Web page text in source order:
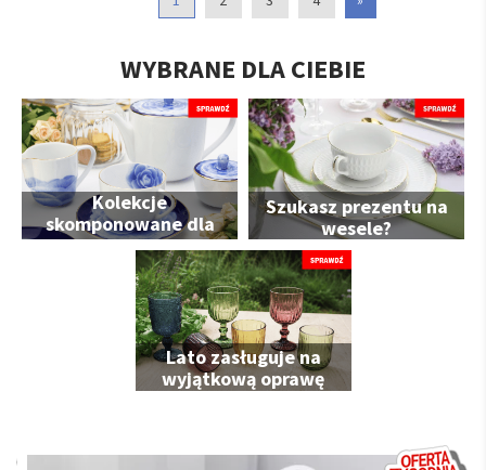
WYBRANE DLA CIEBIE
Kolekcje
skomponowane dla
Ciebie
Szukasz prezentu na
wesele?
Lato zasługuje na
wyjątkową oprawę